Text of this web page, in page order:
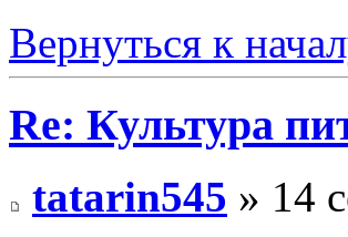
Вернуться к
Re: Культура
tatarin545 » 14